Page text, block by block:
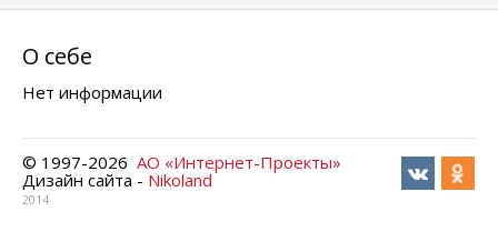
О себе
Нет информации
© 1997-2026 АО «Интернет-Проекты»
Дизайн сайта - Nikoland
2014